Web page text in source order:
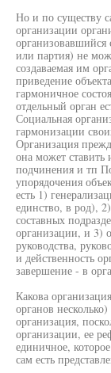
Но и по существу
организации
или партия) не
создаваемая им
приведение
гармоничное
отдельный орган
Социальная
гармонизации
Организация
она может ставить
подчинения и тп
упорядочения
есть 1)
единство, в род),
составных
организации, и 3)
руководства,
и действенность
завершение - в
Какова
органов
организация,
организации, ее
единичное,
сам есть